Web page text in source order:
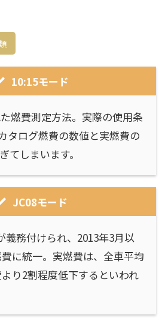
10:15モード
燃費測定方法。実際の使用条
タログ燃費の数値と実燃費の
てしまいます。
JC08モード
義務付けられ、2013年3月以
に統一。実燃費は、全車平均
り2割程度低下するといわれ